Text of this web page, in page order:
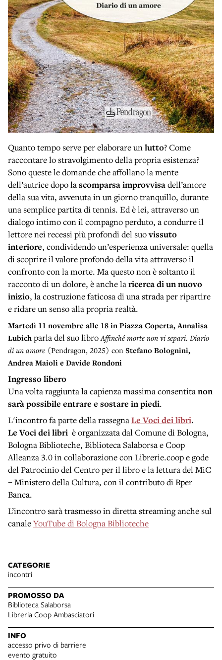
Quanto tempo serve per elaborare un lutto? Come
raccontare lo stravolgimento della propria esistenza?
Sono queste le domande che affollano la mente
dell’autrice dopo la scomparsa improvvisadell’amore
della sua vita, avvenuta in un giorno tranquillo, durante
una semplice partita di tennis. Ed è lei, attraverso un
dialogo intimo con il compagno perduto, a condurre il
lettore nei recessi più profondi del suovissuto
interiore, condividendo un’esperienza universale: quella
di scoprire il valore profondo della vita attraverso il
confronto con la morte. Ma questo non è soltanto il
racconto di un dolore, è anche la ricerca di un nuovo
inizio, la costruzione faticosa di una strada per ripartire
e ridare un senso alla propria realtà.
Martedì 11 novembre alle 18 in Piazza Coperta, Annalisa
Lubichparla del suo libro Affinché morte non vi separi. Diario
di un amore (Pendragon, 2025) con Stefano Bolognini,
Andrea Maioli e Davide Rondoni
Ingresso libero
Una volta raggiunta la capienza massima consentita non
sarà possibile entrare e sostare in piedi.
L'incontro fa parte della rassegna Le Voci dei libri.
Le Voci dei libri è organizzata dal Comune di Bologna,
Bologna Biblioteche, Biblioteca Salaborsa e Coop
Alleanza 3.0 in collaborazione con Librerie.coop e gode
del Patrocinio del Centro per il libro e la lettura del MiC
– Ministero della Cultura, con il contributo di Bper
Banca.
L’incontro sarà trasmesso in diretta streaming anche sul
canaleYouTube di Bologna Biblioteche
CATEGORIE
incontri
PROMOSSO DA
Biblioteca Salaborsa
Libreria Coop Ambasciatori
INFO
accesso privo di barriere
evento gratuito